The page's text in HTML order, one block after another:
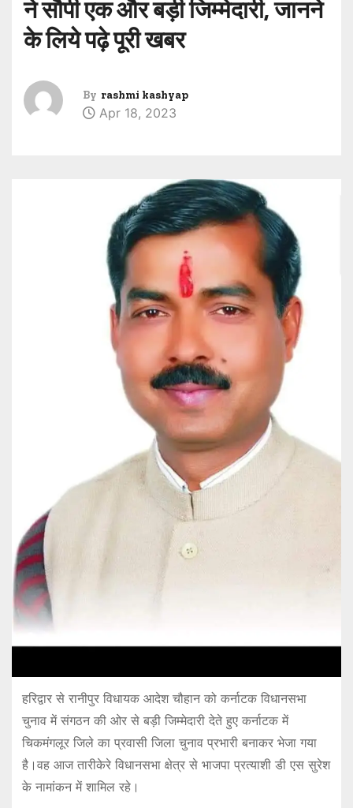
ने सौपी एक और बड़ी जिम्मेदारी, जानने
के लिये पढ़े पूरी खबर
By rashmi kashyap
Apr 18, 2023
हरिद्वार से रानीपुर विधायक आदेश चौहान को कर्नाटक विधानसभा
चुनाव में संगठन की ओर से बड़ी जिम्मेदारी देते हुए कर्नाटक में
चिकमंगलूर जिले का प्रवासी जिला चुनाव प्रभारी बनाकर भेजा गया
है।वह आज तारीकेरे विधानसभा क्षेत्र से भाजपा प्रत्याशी डी एस सुरेश
के नामांकन में शामिल रहे।